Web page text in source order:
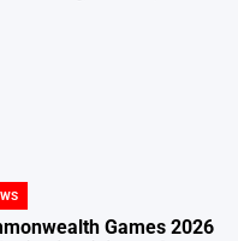
Games 2026